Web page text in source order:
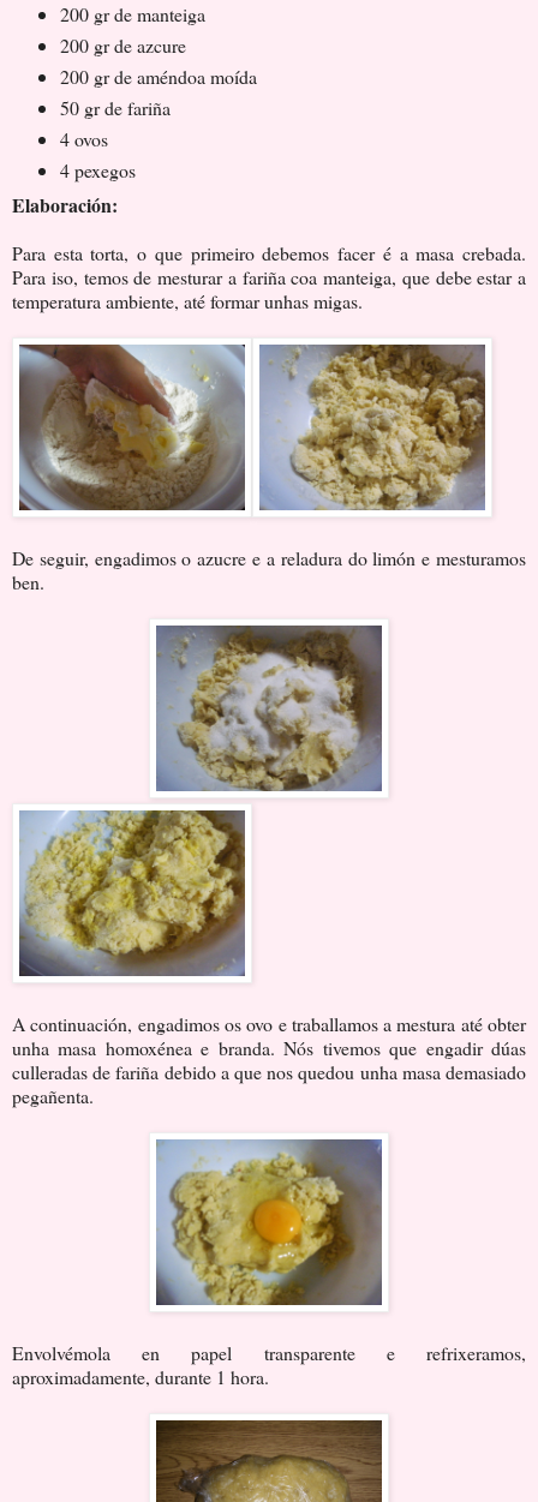
200 gr de manteiga
200 gr de azcure
200 gr de améndoa moída
50 gr de fariña
4 ovos
4 pexegos
Elaboración:
Para esta torta, o que primeiro debemos facer é a masa crebada.
Para iso, temos de mesturar a fariña coa manteiga, que debe estar a
temperatura ambiente, até formar unhas migas.
De seguir, engadimos o azucre e a reladura do limón e mesturamos
ben.
A continuación, engadimos os ovo e traballamos a mestura até obter
unha masa homoxénea e branda. Nós tivemos que engadir dúas
culleradas de fariña debido a que nos quedou unha masa demasiado
pegañenta.
Envolvémola en papel transparente e refrixeramos,
aproximadamente, durante 1 hora.